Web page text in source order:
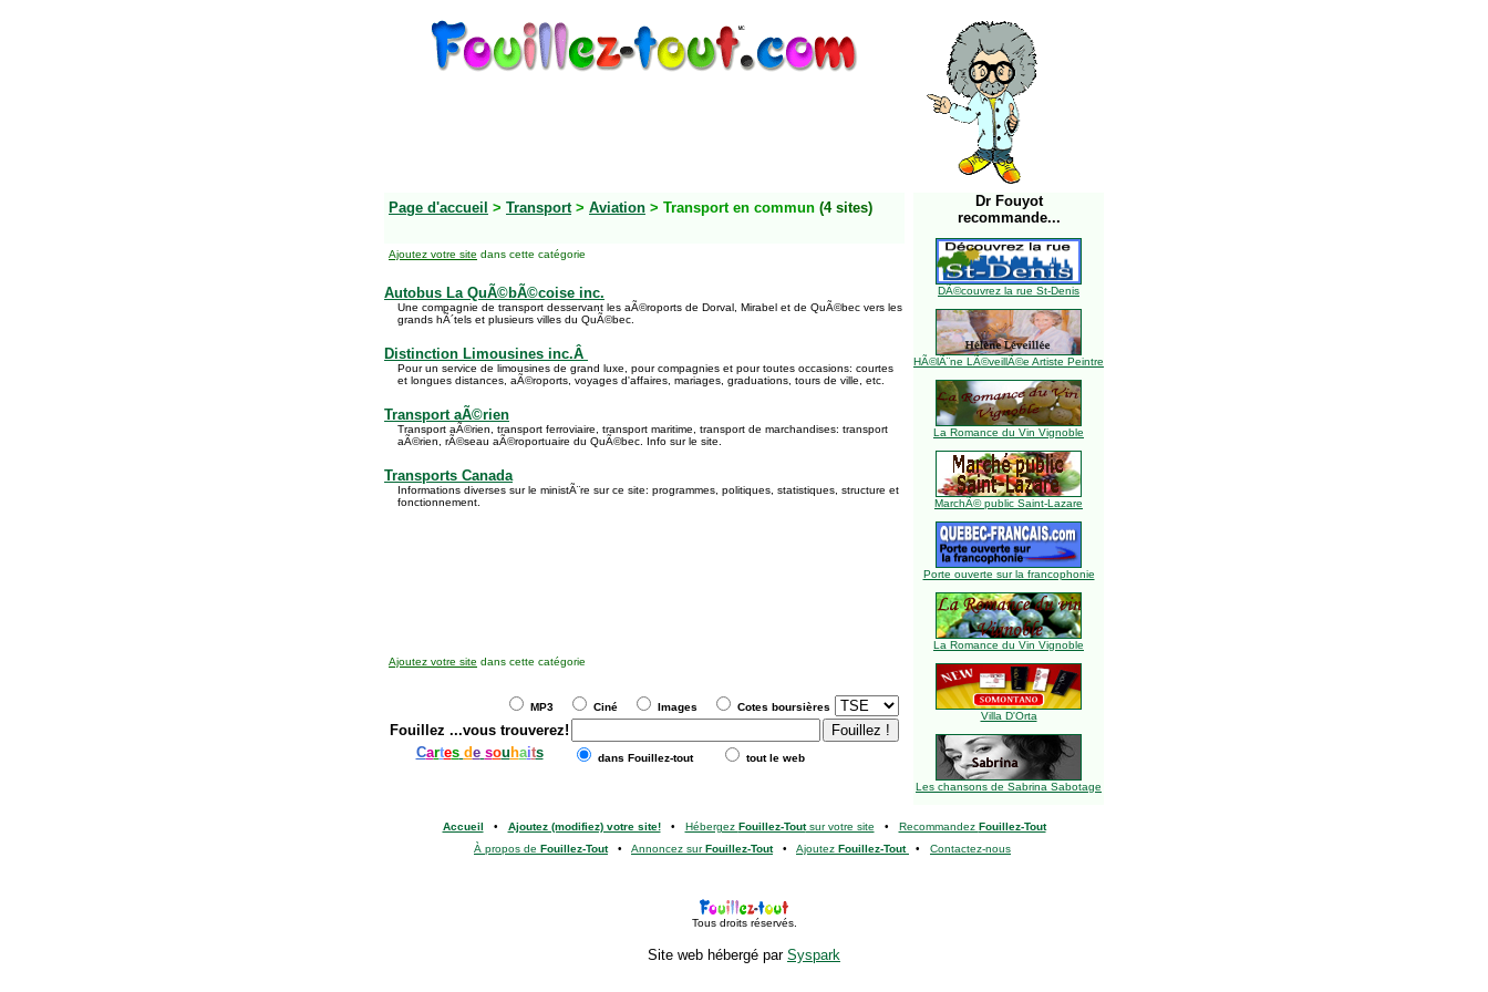
Page d'accueil > Transport> Aviation > Transport en commun (4 sites)
Ajoutez votre site dans cette catégorie
Autobus La QuÃ©bÃ©coise inc.
Une compagnie de transport desservant les aÃ©roports de Dorval, Mirabel et de QuÃ©bec vers les
grands hÃ´tels et plusieurs villes du QuÃ©bec.
Distinction Limousines inc.Â
Pour un service de limousines de grand luxe, pour compagnies et pour toutes occasions: courtes
et longues distances, aÃ©roports, voyages d'affaires, mariages, graduations, tours de ville, etc.
Transport aÃ©rien
Transport aÃ©rien, transport ferroviaire, transport maritime, transport de marchandises: transport
aÃ©rien, rÃ©seau aÃ©roportuaire du QuÃ©bec. Info sur le site.
Transports Canada
Informations diverses sur le ministÃ¨re sur ce site: programmes, politiques, statistiques, structure et
fonctionnement.
Dr Fouyot
recommande...
DÃ©couvrez la rue St-Denis
HÃ©lÃ¨ne LÃ©veillÃ©e Artiste Peintre
La Romance du Vin Vignoble
MarchÃ© public Saint-Lazare
Porte ouverte sur la francophonie
La Romance du Vin Vignoble
Villa D'Orta
Les chansons de Sabrina Sabotage
Ajoutez votre site dans cette catégorie
MP3 Ciné Images Cotes boursières
Fouillez ...vous trouverez!
Cartes de sou haits dans Fouillez-tout tout le web
Accueil • Ajoutez (modifiez) votre site!• Hébergez Fouillez-Toutsur votre site • Recommandez Fouillez-Tout
À propos de Fouillez-Tout• Annoncez surFouillez-Tout• Ajoutez Fouillez-Tout • Contactez-nous
Tous droits réservés.
Site web hébergé par Syspark